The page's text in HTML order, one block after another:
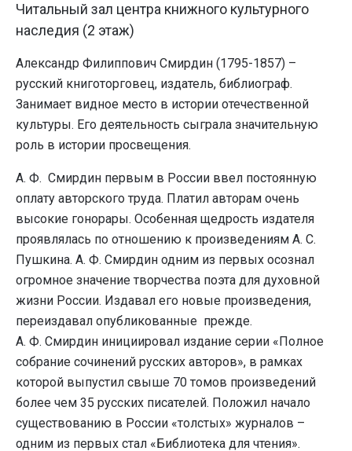
Читальный зал центра книжного культурного
наследия (2 этаж)
Александр Филиппович Смирдин (1795-1857) –
русский книготорговец, издатель, библиограф.
Занимает видное место в истории отечественной
культуры. Его деятельность сыграла значительную
роль в истории просвещения.
А. Ф. Смирдин первым в России ввел постоянную
оплату авторского труда. Платил авторам очень
высокие гонорары. Особенная щедрость издателя
проявлялась по отношению к произведениям А. С.
Пушкина. А. Ф. Смирдин одним из первых осознал
огромное значение творчества поэта для духовной
жизни России. Издавал его новые произведения,
переиздавал опубликованные прежде.
А. Ф. Смирдин инициировал издание серии «Полное
собрание сочинений русских авторов», в рамках
которой выпустил свыше 70 томов произведений
более чем 35 русских писателей. Положил начало
существованию в России «толстых» журналов –
одним из первых стал «Библиотека для чтения».